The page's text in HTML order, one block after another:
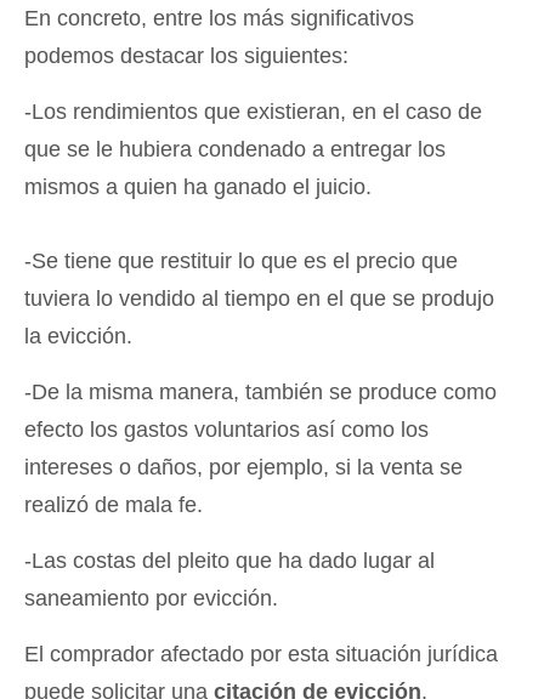
En concreto, entre los más significativos
podemos destacar los siguientes:
-Los rendimientos que existieran, en el caso de
que se le hubiera condenado a entregar los
mismos a quien ha ganado el juicio.
-Se tiene que restituir lo que es el precio que
tuviera lo vendido al tiempo en el que se produjo
la evicción.
-De la misma manera, también se produce como
efecto los gastos voluntarios así como los
intereses o daños, por ejemplo, si la venta se
realizó de mala fe.
-Las costas del pleito que ha dado lugar al
saneamiento por evicción.
El comprador afectado por esta situación jurídica
puede solicitar una citación de evicción,